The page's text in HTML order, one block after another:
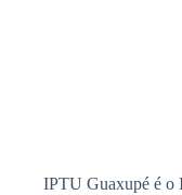
IPTU Guaxupé é o